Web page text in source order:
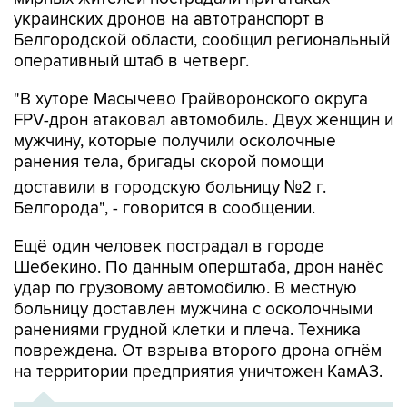
украинских дронов на автотранспорт в
Белгородской области, сообщил региональный
оперативный штаб в четверг.
"В хуторе Масычево Грайворонского округа
FPV-дрон атаковал автомобиль. Двух женщин и
мужчину, которые получили осколочные
ранения тела, бригады скорой помощи
доставили в городскую больницу №2 г.
Белгорода", - говорится в сообщении.
Ещё один человек пострадал в городе
Шебекино. По данным оперштаба, дрон нанёс
удар по грузовому автомобилю. В местную
больницу доставлен мужчина с осколочными
ранениями грудной клетки и плеча. Техника
повреждена. От взрыва второго дрона огнём
на территории предприятия уничтожен КамАЗ.